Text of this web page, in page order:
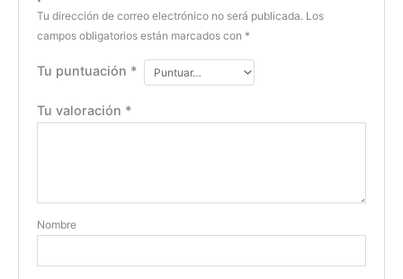
Tu dirección de correo electrónico no será publicada. Los
campos obligatorios están marcados con *
Tu puntuación *
Tu valoración *
Nombre